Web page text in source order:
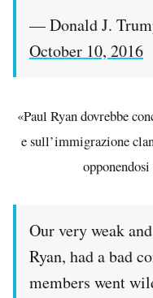
— Donald J.
October 10, 2016
«Paul Ryan dovrebbe
e sull’immigrazione
Our very weak
Ryan, had a bad
members went